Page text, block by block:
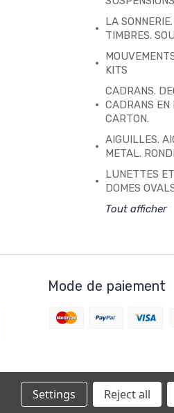
LA
TIMBRES.
KITS
CADRANS.
CADRANS EN
CARTON.
AIGUILLES.
METAL.
LUNETTES
DOMES
Tout afficher
Mode de paiement
Settings Reject all